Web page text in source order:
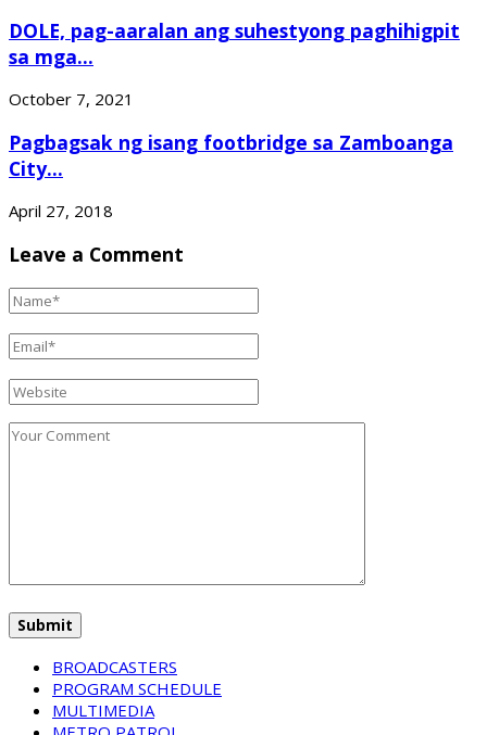
DOLE, pag-aaralan ang suhestyong paghihigpit
sa mga...
October 7, 2021
Pagbagsak ng isang footbridge sa Zamboanga
City...
April 27, 2018
Leave a Comment
BROADCASTERS
PROGRAM SCHEDULE
MULTIMEDIA